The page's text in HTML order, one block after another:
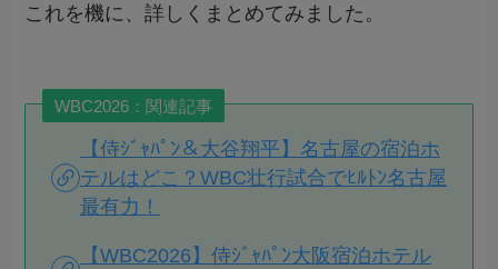
これを機に、詳しくまとめてみました。
WBC2026：関連記事
【侍ｼﾞｬﾊﾟﾝ＆大谷翔平】名古屋の宿泊ホ
テルはどこ？WBC壮行試合でﾋﾙﾄﾝ名古屋
最有力！
【WBC2026】侍ｼﾞｬﾊﾟﾝ大阪宿泊ホテル